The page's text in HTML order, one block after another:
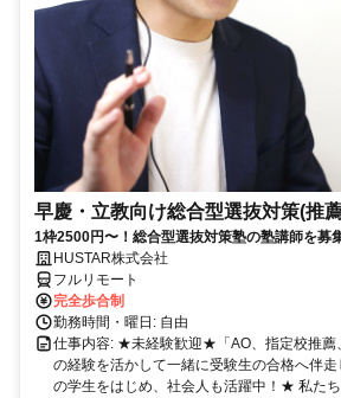
早慶・立教向け総合型選抜対策(推
1枠2500円〜！総合型選抜対策塾の塾講師を募
HUSTAR株式会社
フルリモート
完全歩合制
勤務時間・曜日: 自由
仕事内容: ★未経験歓迎★「AO、指定校推薦
の経験を活かして一緒に受験生の合格へ伴
の学生をはじめ、社会人も活躍中！★ 私た